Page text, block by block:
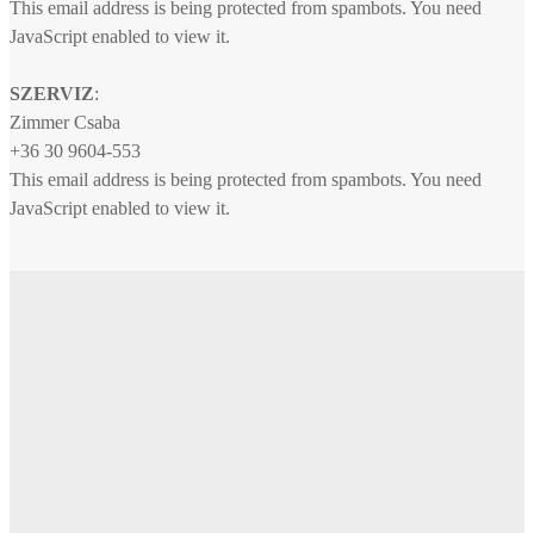
This email address is being protected from spambots. You need
JavaScript enabled to view it.
SZERVIZ:
Zimmer Csaba
+36 30 9604-553
This email address is being protected from spambots. You need
JavaScript enabled to view it.